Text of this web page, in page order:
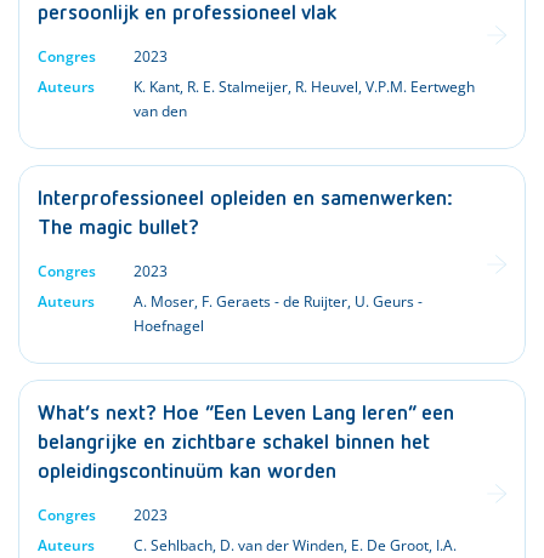
persoonlijk en professioneel vlak
Congres
2023
Auteurs
K. Kant, R. E. Stalmeijer, R. Heuvel,V.P.M. Eertwegh
van den
Interprofessioneel opleiden en samenwerken:
The magic bullet?
Congres
2023
Auteurs
A. Moser, F. Geraets - de Ruijter, U. Geurs -
Hoefnagel
What’s next? Hoe “Een Leven Lang leren” een
belangrijke en zichtbare schakel binnen het
opleidingscontinuüm kan worden
Congres
2023
Auteurs
C. Sehlbach, D. van der Winden, E. De Groot, I.A.